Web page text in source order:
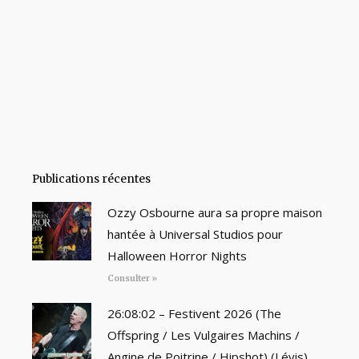
Publications récentes
Ozzy Osbourne aura sa propre maison
hantée à Universal Studios pour
Halloween Horror Nights
Consulter »
26:08:02 – Festivent 2026 (The
Offspring / Les Vulgaires Machins /